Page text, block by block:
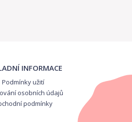
INFORMACE
Podmínky užití
osobních údajů
podmínky